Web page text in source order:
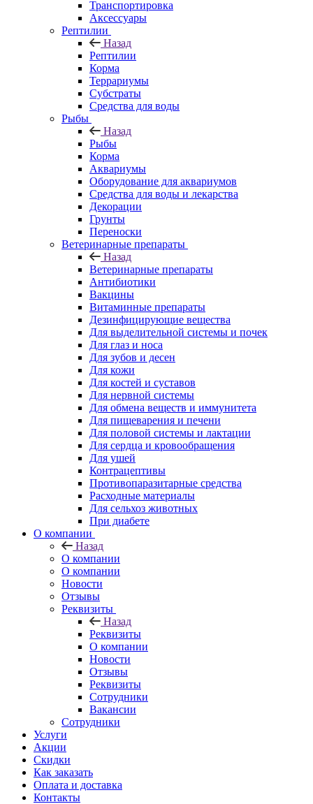
Транспортировка
Аксессуары
Рептилии
Назад
Рептилии
Корма
Террариумы
Субстраты
Средства для воды
Рыбы
Назад
Рыбы
Корма
Аквариумы
Оборудование для аквариумов
Средства для воды и лекарства
Декорации
Грунты
Переноски
Ветеринарные препараты
Назад
Ветеринарные препараты
Антибиотики
Вакцины
Витаминные препараты
Дезинфицирующие вещества
Для выделительной системы и почек
Для глаз и носа
Для зубов и десен
Для кожи
Для костей и суставов
Для нервной системы
Для обмена веществ и иммунитета
Для пищеварения и печени
Для половой системы и лактации
Для сердца и кровообращения
Для ушей
Контрацептивы
Противопаразитарные средства
Расходные материалы
Для сельхоз животных
При диабете
О компании
Назад
О компании
О компании
Новости
Отзывы
Реквизиты
Назад
Реквизиты
О компании
Новости
Отзывы
Реквизиты
Сотрудники
Вакансии
Сотрудники
Услуги
Акции
Скидки
Как заказать
Оплата и доставка
Контакты